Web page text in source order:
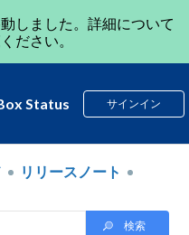
しました。詳細について
ださい。
Status サインイン
リリースノート